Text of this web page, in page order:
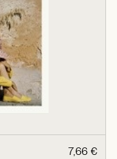
7,66 €